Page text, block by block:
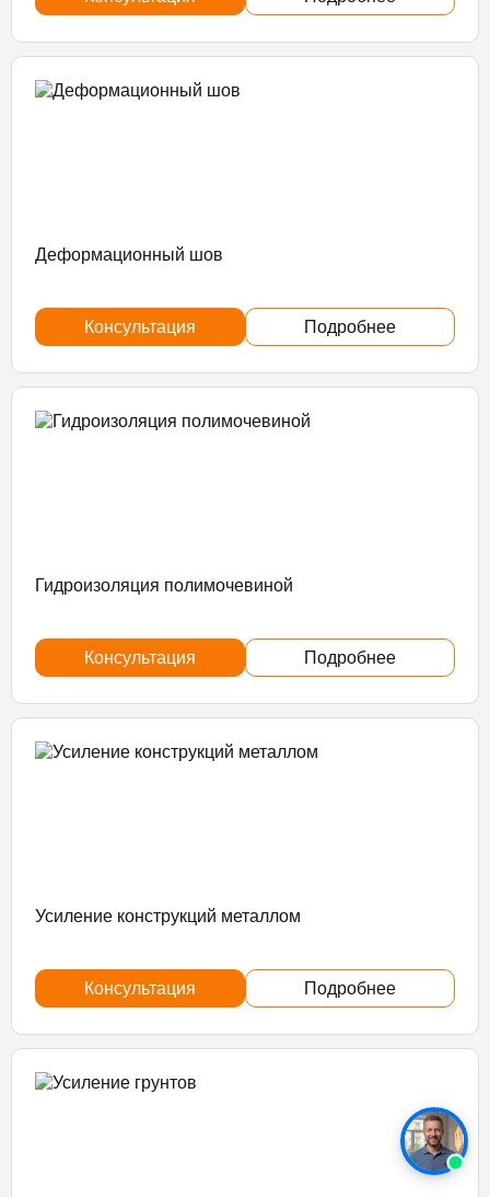
Деформационный шов
Консультация Подробнее
Гидроизоляция полимочевиной
Консультация Подробнее
Усиление конструкций металлом
Консультация Подробнее